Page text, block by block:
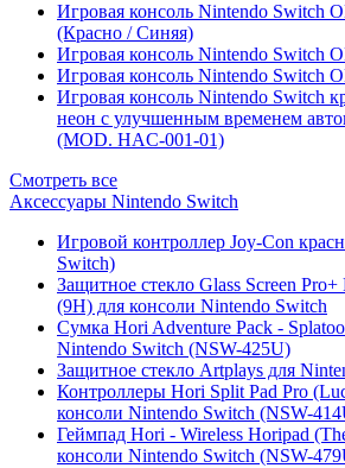
Игровая консоль Nintendo Switch
(Красно / Синяя)
Игровая консоль Nintendo Switch
Игровая консоль Nintendo Switch
Игровая консоль Nintendo Switch
неон с улучшенным временем
(MOD. HAC-001-01)
Смотреть все
Аксессуары Nintendo Switch
Игровой контроллер Joy-Con
Switch)
Защитное стекло Glass Screen Pro+
(9H) для консоли Nintendo Switch
Сумка Hori Adventure Pack -
Nintendo Switch (NSW-425U)
Защитное стекло Artplays для
Контроллеры Hori Split Pad Pro
консоли Nintendo Switch (NSW-
Геймпад Hori - Wireless Horipad
консоли Nintendo Switch (NSW-